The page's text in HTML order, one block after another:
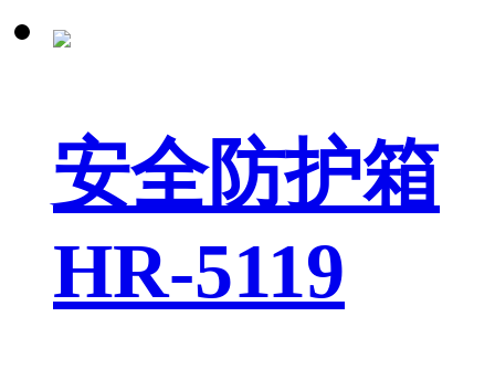
安全防护箱
HR-5119